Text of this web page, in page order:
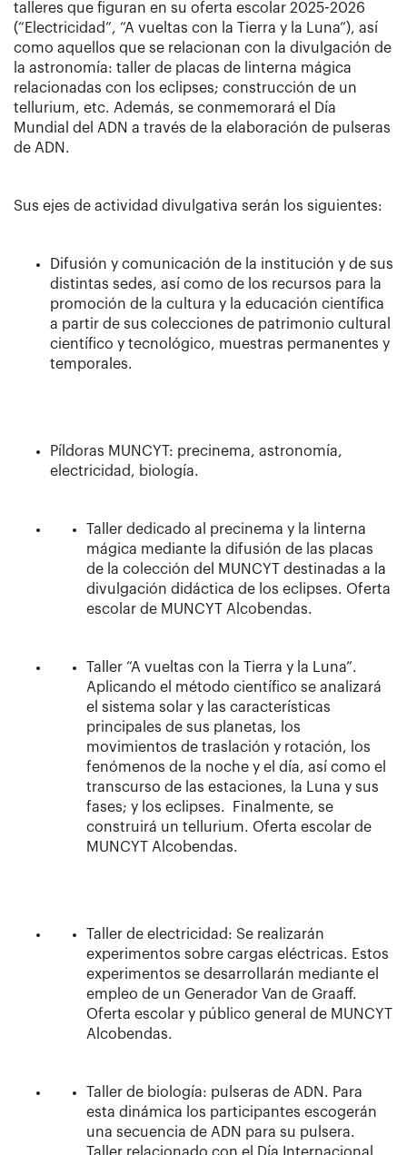
talleres que figuran en su oferta escolar 2025-2026
(“Electricidad”, “A vueltas con la Tierra y la Luna”), así
como aquellos que se relacionan con la divulgación de
la astronomía: taller de placas de linterna mágica
relacionadas con los eclipses; construcción de un
tellurium, etc. Además, se conmemorará el Día
Mundial del ADN a través de la elaboración de pulseras
de ADN.
Sus ejes de actividad divulgativa serán los siguientes:
Difusión y comunicación de la institución y de sus
distintas sedes, así como de los recursos para la
promoción de la cultura y la educación científica
a partir de sus colecciones de patrimonio cultural
científico y tecnológico, muestras permanentes y
temporales.
Píldoras MUNCYT: precinema, astronomía,
electricidad, biología.
Taller dedicado al precinema y la linterna
mágica mediante la difusión de las placas
de la colección del MUNCYT destinadas a la
divulgación didáctica de los eclipses. Oferta
escolar de MUNCYT Alcobendas.
Taller “A vueltas con la Tierra y la Luna”.
Aplicando el método científico se analizará
el sistema solar y las características
principales de sus planetas, los
movimientos de traslación y rotación, los
fenómenos de la noche y el día, así como el
transcurso de las estaciones, la Luna y sus
fases; y los eclipses. Finalmente, se
construirá un tellurium. Oferta escolar de
MUNCYT Alcobendas.
Taller de electricidad: Se realizarán
experimentos sobre cargas eléctricas. Estos
experimentos se desarrollarán mediante el
empleo de un Generador Van de Graaff.
Oferta escolar y público general de MUNCYT
Alcobendas.
Taller de biología: pulseras de ADN. Para
esta dinámica los participantes escogerán
una secuencia de ADN para su pulsera.
Taller relacionado con el Día Internacional